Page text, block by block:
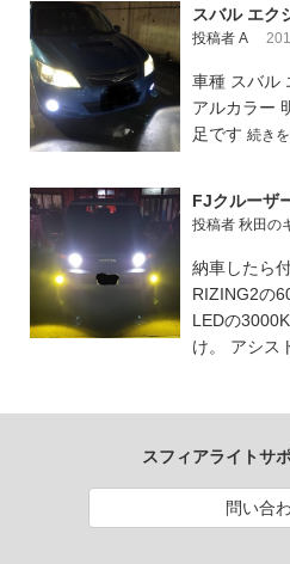
スバル エク
投稿者 A
車種 スバル
アルカラー
足です 続き
FJクルーザ
投稿者 秋田の
納車したら
RIZING2の
LEDの
け。 アシス
スフィアライトサ
問い合